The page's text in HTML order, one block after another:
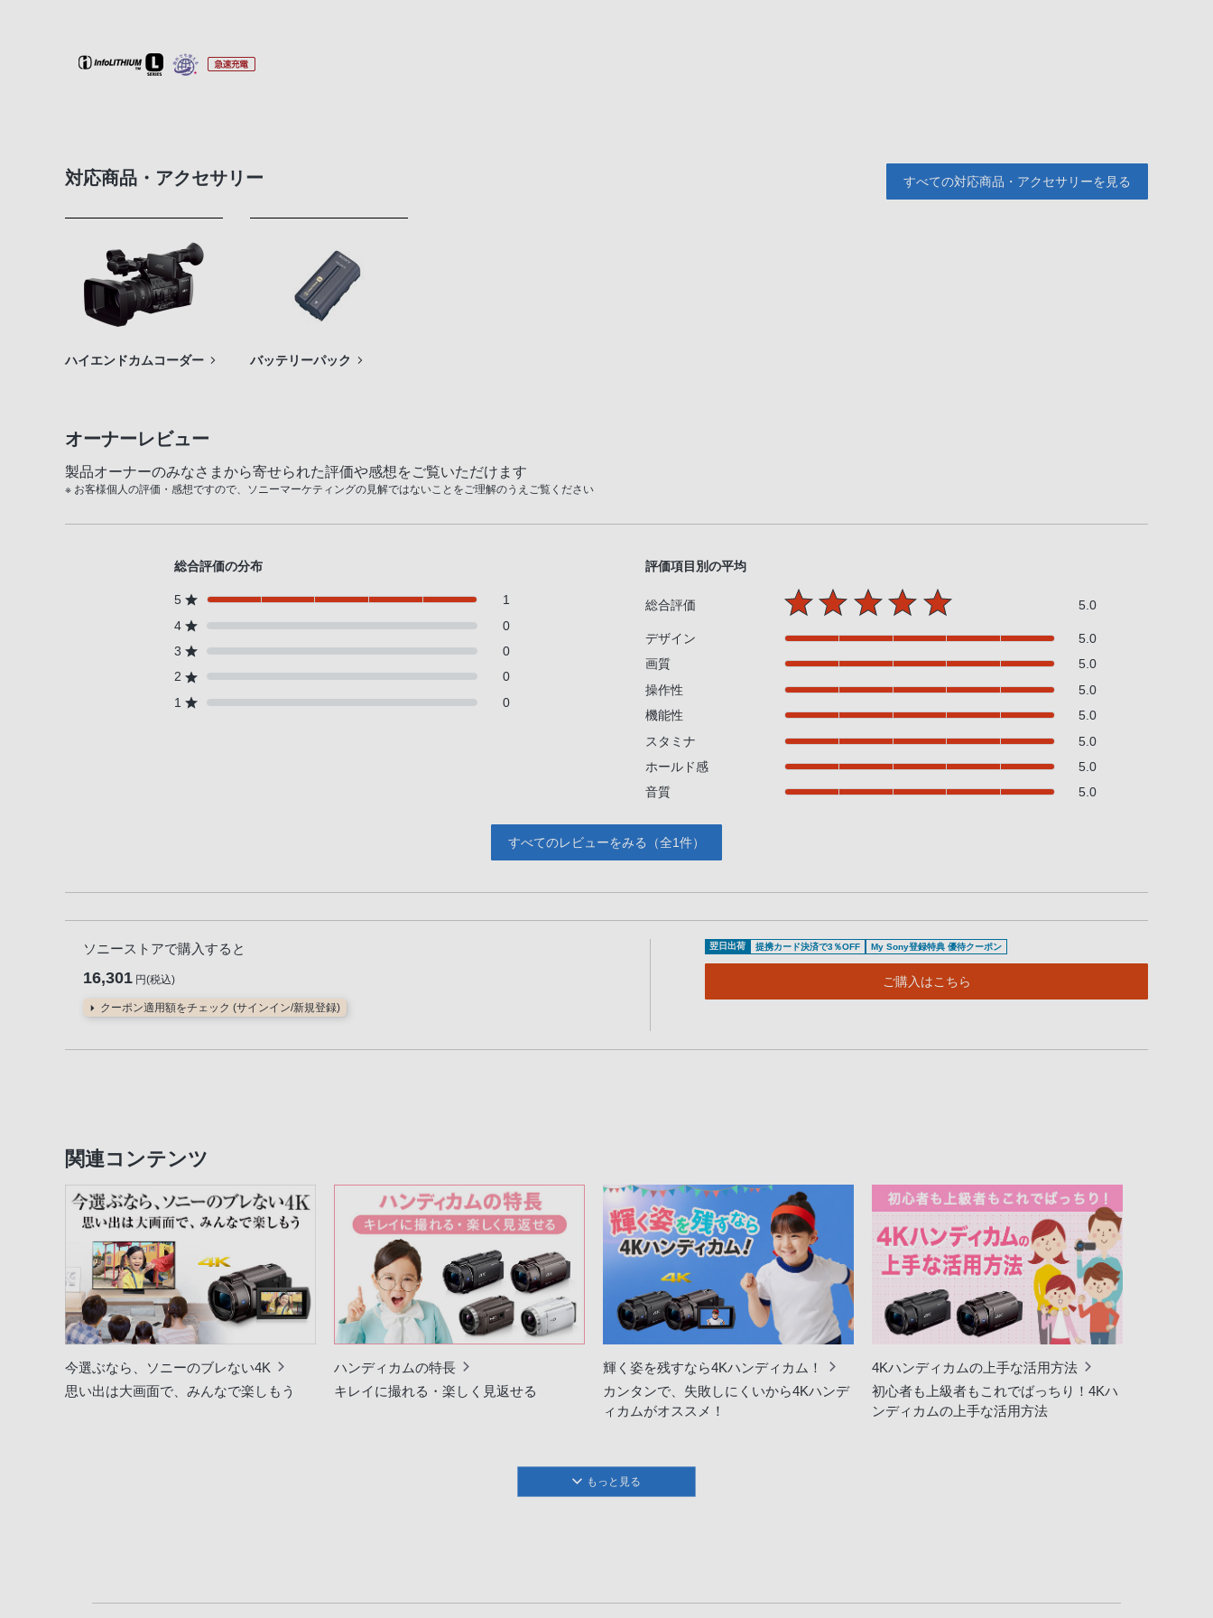
対応商品・アクセサリー すべての対応商品・アクセサリーを見る
ハイエンドカムコーダー バッテリーパック
オーナーレビュー
製品オーナーのみなさまから寄せられた評価や感想をご覧いただけます
※ お客様個人の評価・感想ですので、ソニーマーケティングの見解ではないことをご理解のうえご覧ください
総合評価の分布
5
1
4
0
3
0
2
0
1
0
評価項目別の平均
総合評価 5.0
デザイン
5.0
画質
5.0
操作性
5.0
機能性
5.0
スタミナ
5.0
ホールド感
5.0
音質
5.0
すべてのレビューをみる（全1件）
ソニーストアで購入すると
16,301 円(税込)
クーポン適用額をチェック (サインイン/新規登録)
翌日出荷 提携カード決済で3％OFF My Sony登録特典 優待クーポン
ご購入はこちら
関連コンテンツ
今選ぶなら、ソニーのブレない4K
思い出は大画面で、みんなで楽しもう
ハンディカムの特長
キレイに撮れる・楽しく見返せる
輝く姿を残すなら4Kハンディカム！
カンタンで、失敗しにくいから4Kハンデ
ィカムがオススメ！
4Kハンディカムの上手な活用方法
初心者も上級者もこれでばっちり！4Kハ
ンディカムの上手な活用方法
もっと見る